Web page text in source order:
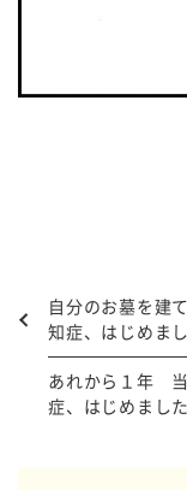
自分のお墓を建
知症、はじめま
あれから１年
症、はじめました